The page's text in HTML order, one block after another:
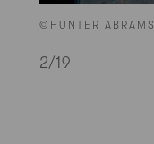
©HUNTER ABRAMS
2/19